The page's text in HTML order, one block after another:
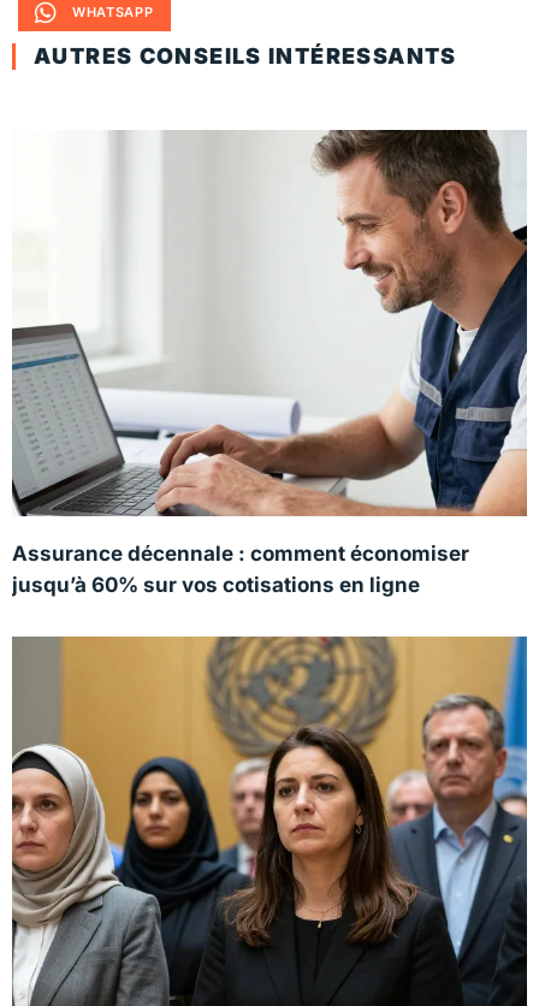
WHATSAPP
AUTRES CONSEILS INTÉRESSANTS
Assurance décennale : comment économiser
jusqu’à 60% sur vos cotisations en ligne